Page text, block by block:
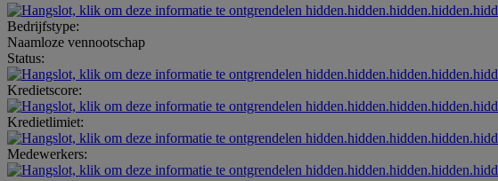
Bedrijfstype:
Naamloze vennootschap
Status:
Kredietscore:
Kredietlimiet:
Medewerkers: